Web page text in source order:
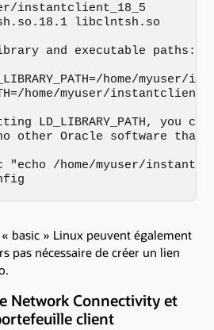
instantclient_18_5
libclntsh.so
and executable paths:
home/myuser/
home/myuser/
LD_LIBRARY_PATH,
other Oracle software that
"echo /home/myuser/
basic » Linux peuvent également
pas nécessaire de créer un lien
Network Connectivity et
client